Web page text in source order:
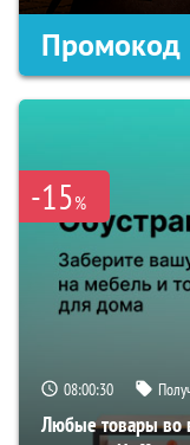
Промокод
-15%
08:00:29
Любые товары во